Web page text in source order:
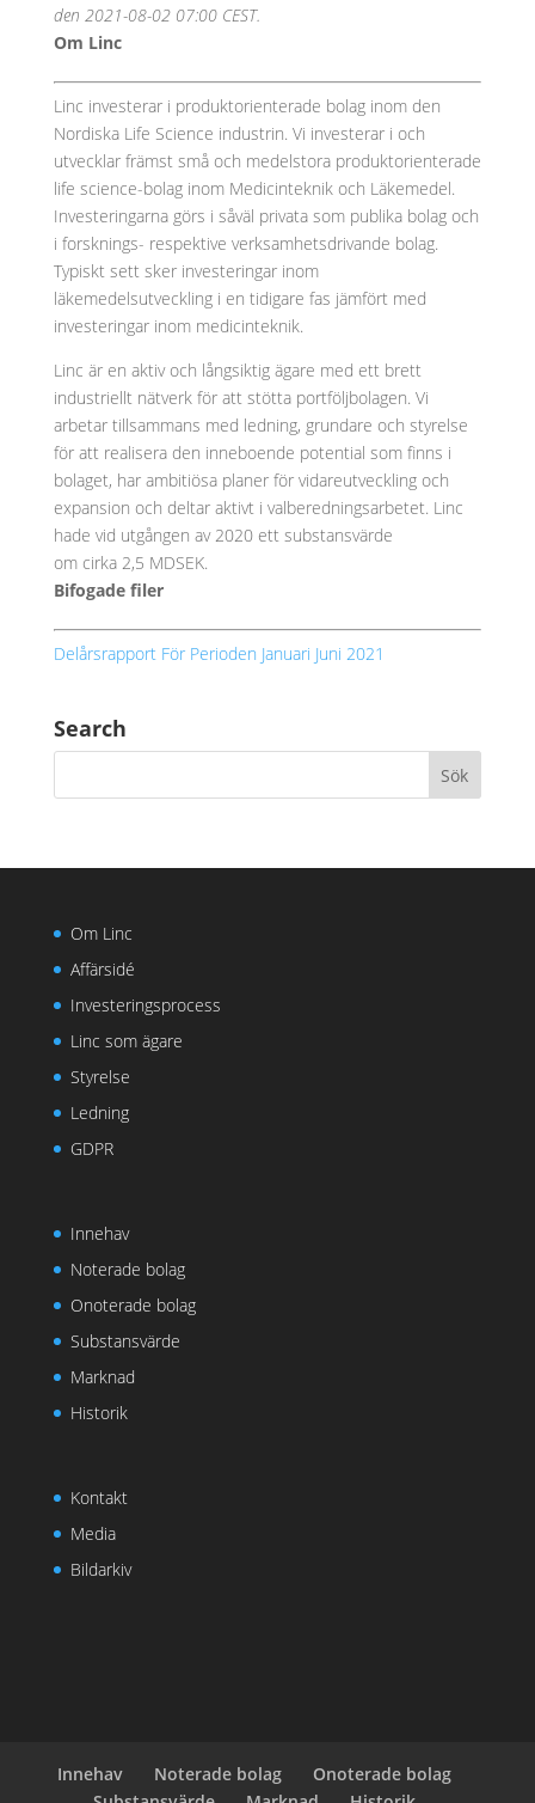
den 2021-08-02 07:00 CEST.
Om Linc
Linc investerar i produktorienterade bolag inom den
Nordiska Life Science industrin. Vi investerar i och
utvecklar främst små och medelstora produktorienterade
life science-bolag inom Medicinteknik och Läkemedel.
Investeringarna görs i såväl privata som publika bolag och
i forsknings- respektive verksamhetsdrivande bolag.
Typiskt sett sker investeringar inom
läkemedelsutveckling i en tidigare fas jämfört med
investeringar inom medicinteknik.
Linc är en aktiv och långsiktig ägare med ett brett
industriellt nätverk för att stötta portföljbolagen. Vi
arbetar tillsammans med ledning, grundare och styrelse
för att realisera den inneboende potential som finns i
bolaget, har ambitiösa planer för vidareutveckling och
expansion och deltar aktivt i valberedningsarbetet. Linc
hade vid utgången av 2020 ett substansvärde
om cirka 2,5 MDSEK.
Bifogade filer
Delårsrapport För Perioden Januari Juni 2021
Search
Om Linc
Affärsidé
Investeringsprocess
Linc som ägare
Styrelse
Ledning
GDPR
Innehav
Noterade bolag
Onoterade bolag
Substansvärde
Marknad
Historik
Kontakt
Media
Bildarkiv
Innehav Noterade bolag
Onoterade bolag